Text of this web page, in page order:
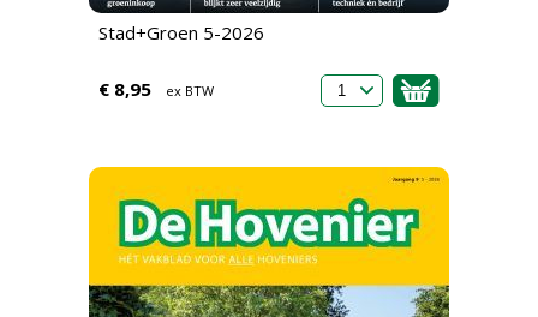
Stad+Groen 5-2026
€ 8,95 ex BTW